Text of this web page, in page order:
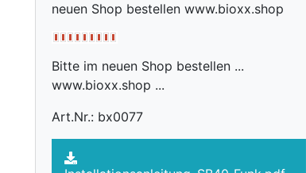
neuen Shop bestellen www.bioxx.shop
Bitte im neuen Shop bestellen ...
www.bioxx.shop ...
Art.Nr.: bx0077